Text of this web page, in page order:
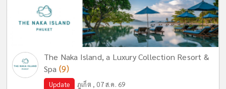
The Naka Island, a Luxury Collection Resort &
Spa (9)
Update ภูเก็ต , 07 ส.ค. 69